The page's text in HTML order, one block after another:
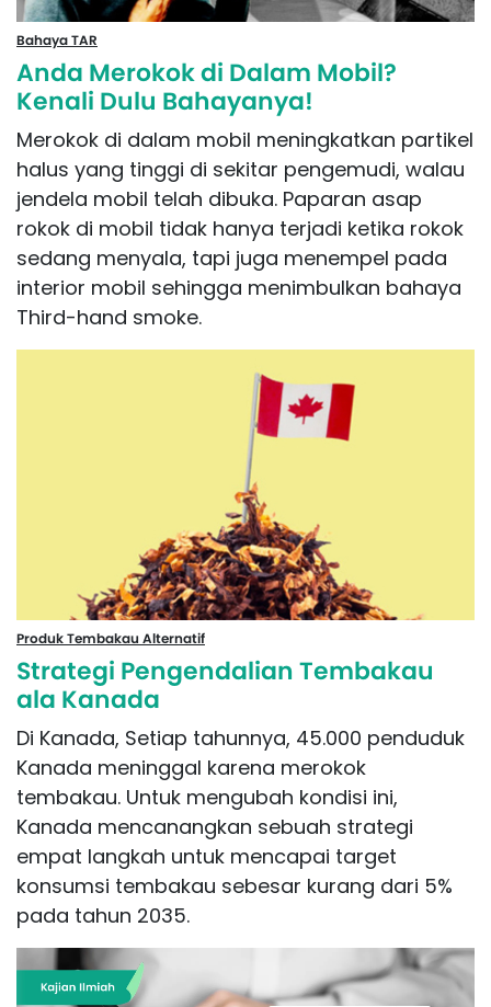
Bahaya TAR
Anda Merokok di Dalam Mobil?
Kenali Dulu Bahayanya!
Merokok di dalam mobil meningkatkan partikel
halus yang tinggi di sekitar pengemudi, walau
jendela mobil telah dibuka. Paparan asap
rokok di mobil tidak hanya terjadi ketika rokok
sedang menyala, tapi juga menempel pada
interior mobil sehingga menimbulkan bahaya
Third-hand smoke.
Produk Tembakau Alternatif
Strategi Pengendalian Tembakau
ala Kanada
Di Kanada, Setiap tahunnya, 45.000 penduduk
Kanada meninggal karena merokok
tembakau. Untuk mengubah kondisi ini,
Kanada mencanangkan sebuah strategi
empat langkah untuk mencapai target
konsumsi tembakau sebesar kurang dari 5%
pada tahun 2035.